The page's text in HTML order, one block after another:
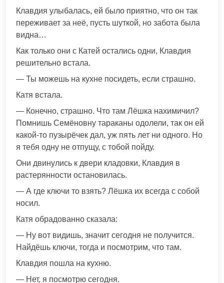
Клавдия улыбалась, ей было приятно, что он так
переживает за неё, пусть шуткой, но забота была
видна…
Как только они с Катей остались одни, Клавдия
решительно встала.
— Ты можешь на кухне посидеть, если страшно.
Катя встала.
— Конечно, страшно. Что там Лёшка нахимичил?
Помнишь Семёновну тараканы одолели, так он ей
какой-то пузырёчек дал, уж пять лет ни одного. Но
я тебя одну не отпущу, с тобой пойду.
Они двинулись к двери кладовки, Клавдия в
растерянности остановилась.
— А где ключи то взять? Лёшка их всегда с собой
носил.
Катя обрадованно сказала:
— Ну вот видишь, значит сегодня не получится.
Найдёшь ключи, тогда и посмотрим, что там.
Клавдия пошла на кухню.
— Нет, я посмотрю сегодня.